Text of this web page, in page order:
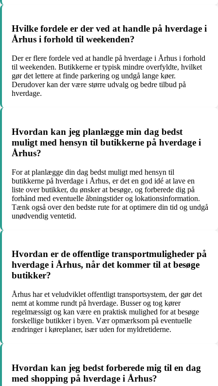
Hvilke fordele er der ved at handle på hverdage i
Århus i forhold til weekenden?
Der er flere fordele ved at handle på hverdage i Århus i forhold
til weekenden. Butikkerne er typisk mindre overfyldte, hvilket
gør det lettere at finde parkering og undgå lange køer.
Derudover kan der være større udvalg og bedre tilbud på
hverdage.
Hvordan kan jeg planlægge min dag bedst
muligt med hensyn til butikkerne på hverdage i
Århus?
For at planlægge din dag bedst muligt med hensyn til
butikkerne på hverdage i Århus, er det en god idé at lave en
liste over butikker, du ønsker at besøge, og forberede dig på
forhånd med eventuelle åbningstider og lokationsinformation.
Tænk også over den bedste rute for at optimere din tid og undgå
unødvendig ventetid.
Hvordan er de offentlige transportmuligheder på
hverdage i Århus, når det kommer til at besøge
butikker?
Århus har et veludviklet offentligt transportsystem, der gør det
nemt at komme rundt på hverdage. Busser og tog kører
regelmæssigt og kan være en praktisk mulighed for at besøge
forskellige butikker i byen. Vær opmærksom på eventuelle
ændringer i køreplaner, især uden for myldretiderne.
Hvordan kan jeg bedst forberede mig til en dag
med shopping på hverdage i Århus?